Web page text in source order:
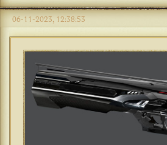
06-11-2023, 12:38:53